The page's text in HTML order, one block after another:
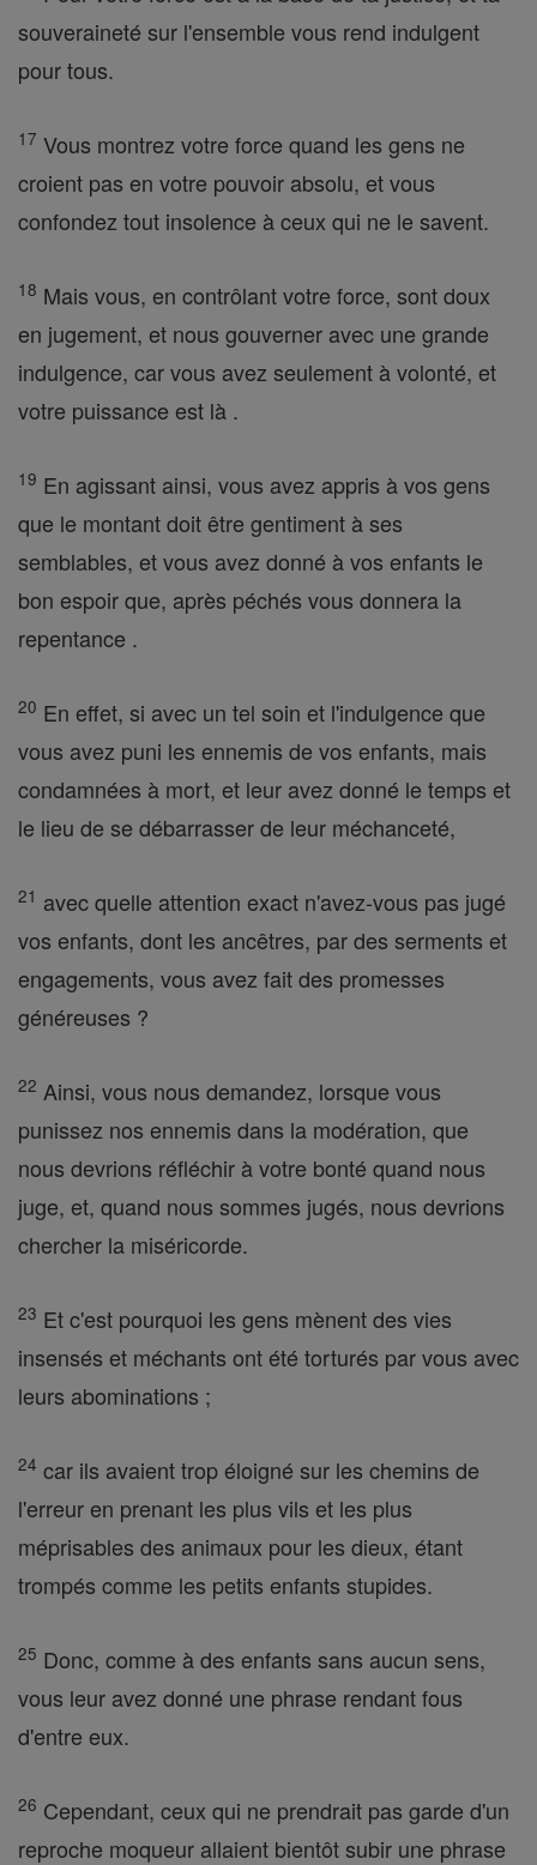
souveraineté sur l'ensemble vous rend indulgent
pour tous.
17 Vous montrez votre force quand les gens ne
croient pas en votre pouvoir absolu, et vous
confondez tout insolence à ceux qui ne le savent.
18 Mais vous, en contrôlant votre force, sont doux
en jugement, et nous gouverner avec une grande
indulgence, car vous avez seulement à volonté, et
votre puissance est là .
19 En agissant ainsi, vous avez appris à vos gens
que le montant doit être gentiment à ses
semblables, et vous avez donné à vos enfants le
bon espoir que, après péchés vous donnera la
repentance .
20 En effet, si avec un tel soin et l'indulgence que
vous avez puni les ennemis de vos enfants, mais
condamnées à mort, et leur avez donné le temps et
le lieu de se débarrasser de leur méchanceté,
21 avec quelle attention exact n'avez-vous pas jugé
vos enfants, dont les ancêtres, par des serments et
engagements, vous avez fait des promesses
généreuses ?
22 Ainsi, vous nous demandez, lorsque vous
punissez nos ennemis dans la modération, que
nous devrions réfléchir à votre bonté quand nous
juge, et, quand nous sommes jugés, nous devrions
chercher la miséricorde.
23 Et c'est pourquoi les gens mènent des vies
insensés et méchants ont été torturés par vous avec
leurs abominations ;
24 car ils avaient trop éloigné sur les chemins de
l'erreur en prenant les plus vils et les plus
méprisables des animaux pour les dieux, étant
trompés comme les petits enfants stupides.
25 Donc, comme à des enfants sans aucun sens,
vous leur avez donné une phrase rendant fous
d'entre eux.
26 Cependant, ceux qui ne prendrait pas garde d'un
reproche moqueur allaient bientôt subir une phrase